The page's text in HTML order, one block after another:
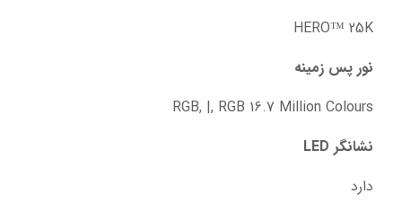
HERO™ 25K
نور پس زمینه
RGB, |, RGB 16.7 Million Colours
نشانگر LED
دارد